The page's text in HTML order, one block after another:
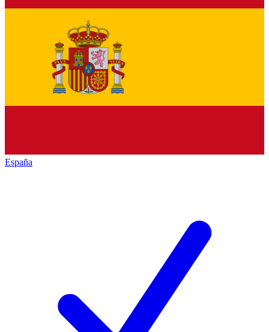
España